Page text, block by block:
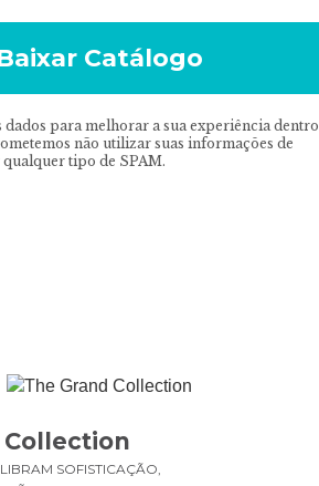
Catálogo
dados para melhorar a sua experiência dentro
não utilizar suas informações de
tipo de SPAM.
Collection
SOFISTICAÇÃO,